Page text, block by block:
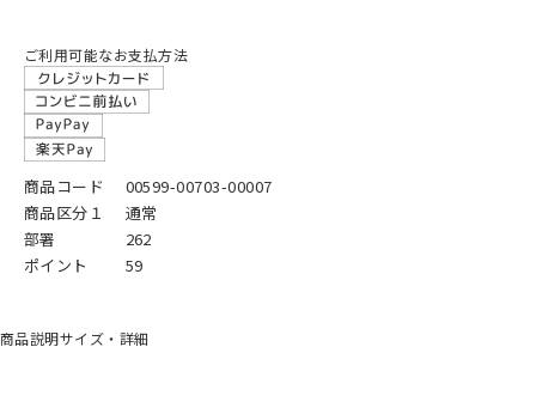
ご利用可能なお支払方法
商品コード
00599-00703-00007
商品区分１
通常
部署
262
ポイント
59
商品説明サイズ・詳細